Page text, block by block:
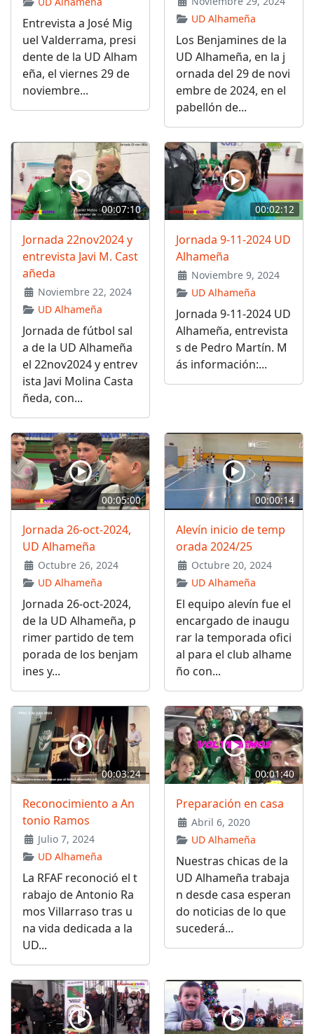
Entrevista a José Mig
uel Valderrama, presi
dente de la UD Alham
eña, el viernes 29 de
noviembre...
UD Alhameña
Los Benjamines de la
UD Alhameña, en la j
ornada del 29 de novi
embre de 2024, en el
pabellón de...
00:07:10
Jornada 22nov2024 y
entrevista Javi M. Cast
añeda
Noviembre 22, 2024
UD Alhameña
Jornada de fútbol sal
a de la UD Alhameña
el 22nov2024 y entrev
ista Javi Molina Casta
ñeda, con...
00:02:12
Jornada 9-11-2024 UD
Alhameña
Noviembre 9, 2024
UD Alhameña
Jornada 9-11-2024 UD
Alhameña, entrevista
s de Pedro Martín. M
ás información:...
00:05:00
Jornada 26-oct-2024,
UD Alhameña
Octubre 26, 2024
UD Alhameña
Jornada 26-oct-2024,
de la UD Alhameña, p
rimer partido de tem
porada de los benjam
ines y...
00:00:14
Alevín inicio de temp
orada 2024/25
Octubre 20, 2024
UD Alhameña
El equipo alevín fue el
encargado de inaugu
rar la temporada ofici
al para el club alhame
ño con...
00:03:24
Reconocimiento a An
tonio Ramos
Julio 7, 2024
UD Alhameña
La RFAF reconoció el t
rabajo de Antonio Ra
mos Villarraso tras u
na vida dedicada a la
UD...
00:01:40
Preparación en casa
Abril 6, 2020
UD Alhameña
Nuestras chicas de la
UD Alhameña trabaja
n desde casa esperan
do noticias de lo que
sucederá...